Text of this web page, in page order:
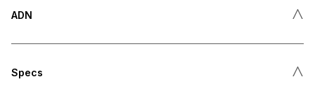
ADN ˄
Specs ˄